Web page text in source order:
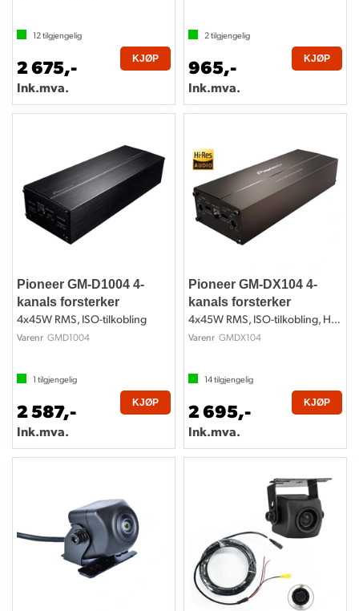
12tilgjengelig
2 675,-
Ink.mva.
KJØP
2tilgjengelig
965,-
Ink.mva.
KJØP
Pioneer GM-D1004 4-
kanals forsterker
4x45W RMS, ISO-tilkobling
Varenr GMD1004
1 tilgjengelig
2 587,-
Ink.mva.
KJØP
Pioneer GM-DX104 4-
kanals forsterker
4x45W RMS, ISO-tilkobling, Hi-Res
Varenr GMDX104
14tilgjengelig
2 695,-
Ink.mva.
KJØP